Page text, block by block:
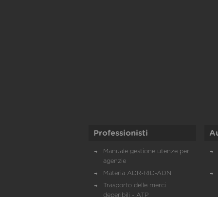
Professionisti
Manuale gestione utenze per
agenzie
Materia ADR-RID-ADN
Trasporto delle merci
deperibili - ATP